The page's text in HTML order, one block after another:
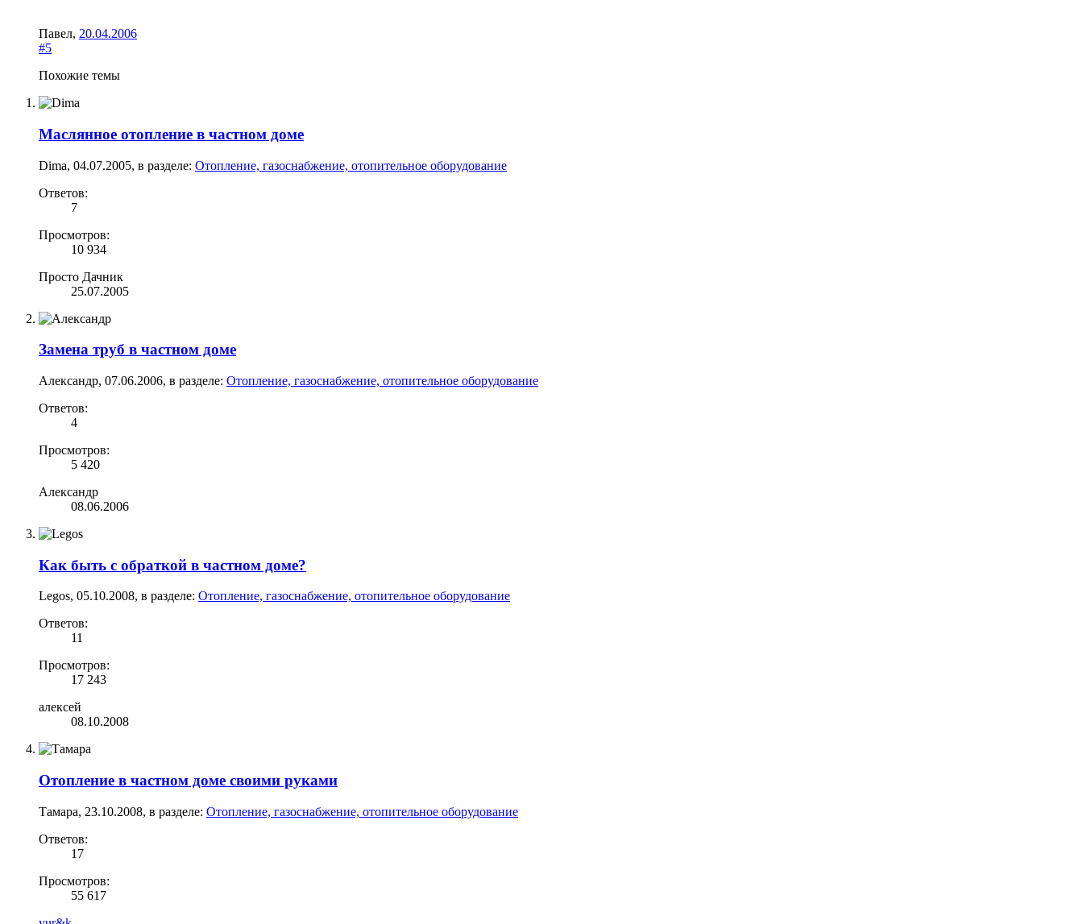
Павел, 20.04.2006
#5
Похожие темы
Маслянное отопление в частном доме
Dima, 04.07.2005, в разделе: Отопление, газоснабжение, отопительное оборудование
Ответов:
7
Просмотров:
10 934
Просто Дачник
25.07.2005
Замена труб в частном доме
Александр, 07.06.2006, в разделе: Отопление, газоснабжение, отопительное оборудование
Ответов:
4
Просмотров:
5 420
Александр
08.06.2006
Как быть с обраткой в частном доме?
Legos, 05.10.2008, в разделе: Отопление, газоснабжение, отопительное оборудование
Ответов:
11
Просмотров:
17 243
алексей
08.10.2008
Отопление в частном доме своими руками
Тамара, 23.10.2008, в разделе: Отопление, газоснабжение, отопительное оборудование
Ответов:
17
Просмотров:
55 617